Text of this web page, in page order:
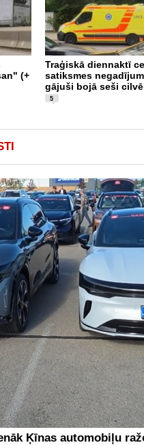
(+
Traģiskā diennaktī
satiksmes
gājuši bojā seši
5
Ķīnas automobiļu